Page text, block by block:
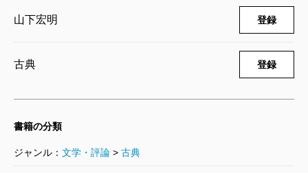
山下宏明 登録
古典 登録
書籍の分類
ジャンル： 文学・評論 > 古典